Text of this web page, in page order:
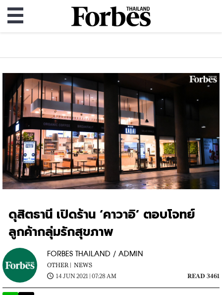
ดุสิตธานี เปิดร้าน ‘คาวาอิ’ ตอบโจทย์
ลูกค้ากลุ่มรักสุขภาพ
FORBES THAILAND / ADMIN
OTHER | NEWS
14 JUN 2021 | 07:28 AM
READ 3461